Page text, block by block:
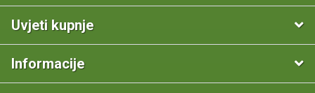
Uvjeti kupnje
Informacije